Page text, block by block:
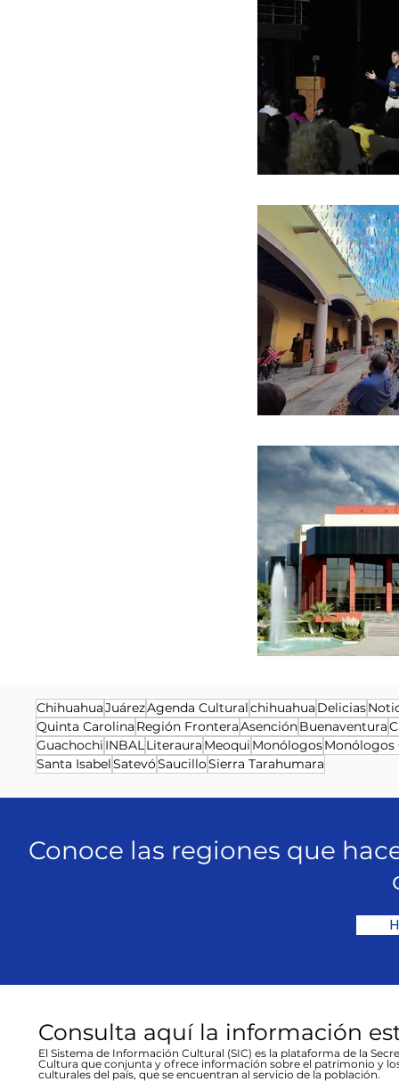
ChihuahuaJuárezAgenda Culturalchihuahua Delicias
Quinta Carolina Región FronteraAsenciónBuenaventura
Guachochi INBALLiteraura Meoqui MonólogosMonólogos
Santa IsabelSatevóSaucilloSierra Tarahumara
Conoce las regiones que
Consulta aquí la información
El Sistema de Información Cultural (SIC) es la plataforma de la
Cultura que conjunta y ofrece información sobre el patrimonio y
culturales del país, que se encuentran al servicio de la población.